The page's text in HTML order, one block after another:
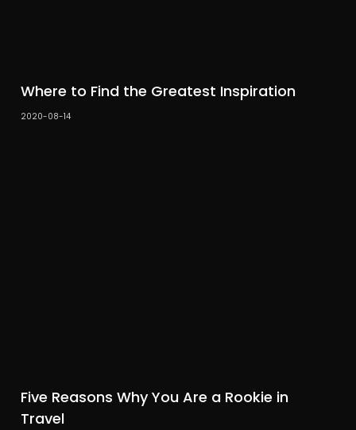
Where to Find the Greatest Inspiration
2020-08-14
Five Reasons Why You Are a Rookie in
Travel